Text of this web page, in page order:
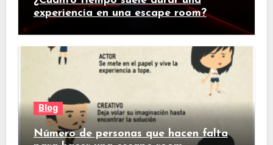
experiencia en una escape room?
Blog
Número de personas que hacen falta